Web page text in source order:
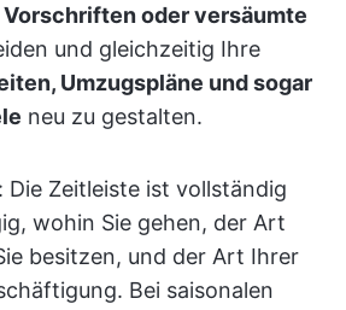
oder versäumte
und gleichzeitig Ihre
Umzugspläne und sogar
neu zu gestalten.
Die Zeitleiste ist vollständig
wohin Sie gehen, der Art
besitzen, und der Art Ihrer
Bei saisonalen